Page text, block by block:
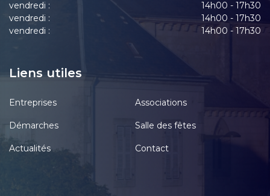
vendredi :
14h00 - 17h30
vendredi :
14h00 - 17h30
vendredi :
14h00 - 17h30
Liens utiles
Entreprises Associations
Démarches Salle des fêtes
Actualités Contact